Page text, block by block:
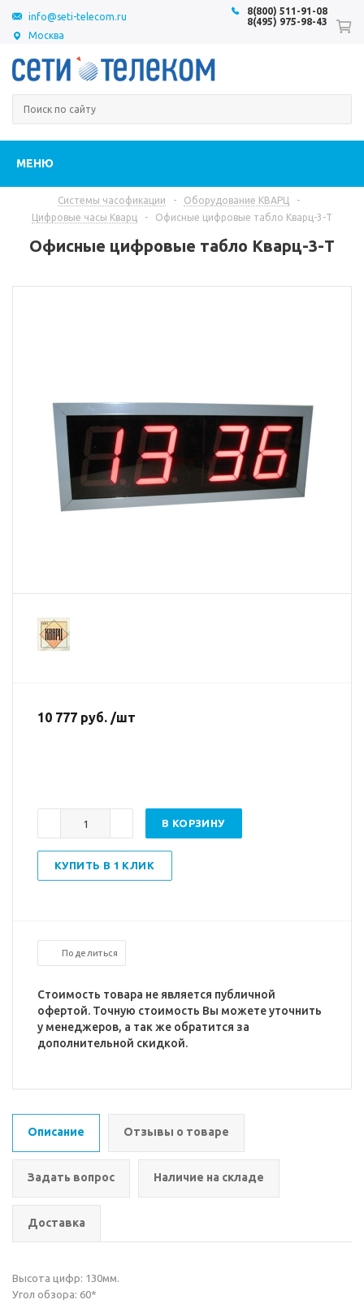
Москва
8(800) 511-91-08
8(495) 975-98-43
info@seti-telecom.ru
МЕНЮ
Системы часофикации - Оборудование КВАРЦ
-
Цифровые часы Кварц
- Офисные цифровые табло Кварц-3-Т
Офисные цифровые табло Кварц-3-Т
10 777 руб. /шт
В КОРЗИНУ
КУПИТЬ В 1 КЛИК
Поделиться
Стоимость товара не является публичной
офертой. Точную стоимость Вы можете уточнить
у менеджеров, а так же обратится за
дополнительной скидкой.
Описание Отзывы о товаре
Задать вопрос Наличие на складе
Доставка
Высота цифр: 130мм.
Угол обзора: 60*